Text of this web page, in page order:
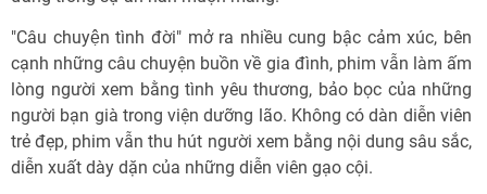
"Câu chuyện tình đời" mở ra nhiều cung bậc cảm xúc, bên
cạnh những câu chuyện buồn về gia đình, phim vẫn làm ấm
lòng người xem bằng tình yêu thương, bảo bọc của những
người bạn già trong viện dưỡng lão. Không có dàn diễn viên
trẻ đẹp, phim vẫn thu hút người xem bằng nội dung sâu sắc,
diễn xuất dày dặn của những diễn viên gạo cội.